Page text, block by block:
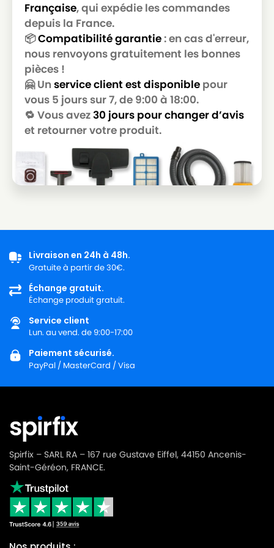
NILFISK
NILFISK 107410436 - VP300 UK
NILFISK
NILFISK 107410440
NILFISK
NILFISK 107410440 - THOR
NILFISK
NILFISK 107410441 - VP300 HEPA EU2
PIEPENBROCK
NILFISK
NILFISK 107410443
NILFISK 107410443 - SALTIX 10
NILFISK
NILFISK 107410443 - SALTIX 10 EU
NILFISK
NILFISK 107410451 - GD5 FLY
NILFISK
NILFISK 107410451 - GD5 FLY 110V/400HZ
NILFISK
NILFISK 107410452 - GD5 BACK UK
NILFISK
NILFISK 107410453 - GD10 BACK EU
NILFISK
NILFISK 107411677
NILFISK
NILFISK 107412037
NILFISK
NILFISK
NILFISK 107412037 - VP600 BASIC UK
NILFISK
NILFISK 107412039 - VP600 STD1 AUS/NZ
NILFISK
NILFISK 107412042 - VP600 STD2 US
Française, qui expédie les commandes
depuis la France.
📦Compatibilité garantie: en cas d'erreur,
nous renvoyons gratuitement les bonnes
pièces !
🤗 Un service client est disponible pour
vous 5 jours sur 7, de 9:00 à 18:00.
🔁 Vous avez30 jours pour changer d’avis
et retourner votre produit.
Livraison en 24h à 48h.
Gratuite à partir de 30€.
Échange gratuit.
Échange produit gratuit.
Service client
Lun. au vend. de 9:00-17:00
Paiement sécurisé.
PayPal / MasterCard / Visa
Spirfix – SARL RA – 167 rue Gustave Eiffel, 44150 Ancenis-
Saint-Géréon, FRANCE.